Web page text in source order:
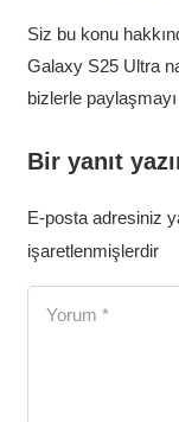
Siz bu konu
Galaxy S25 Ultra
bizlerle
Bir yanıt
E-posta adresiniz
işaretlenmişlerdir